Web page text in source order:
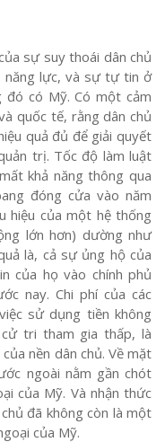
sự suy thoái dân chủ
năng lực, và sự tự tin ở
đó có Mỹ. Có một cảm
quốc tế, rằng dân chủ
quả đủ để giải quyết
trị. Tốc độ làm luật
khả năng thông qua
đóng cửa vào năm
hiệu của một hệ thống
lớn hơn) dường như
là, cả sự ủng hộ của
của họ vào chính phủ
nay. Chi phí của các
sử dụng tiền không
tri tham gia thấp, là
nền dân chủ. Về mặt
ngoài nằm gần chót
của Mỹ. Và nhận thức
đã không còn là một
của Mỹ.